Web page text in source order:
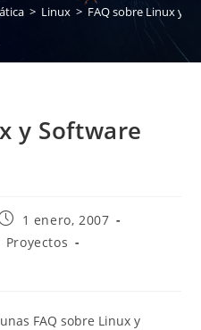
> Linux > FAQ sobre Linux y
y Software
de
la
1 enero, 2007
Proyectos
FAQ sobre Linux y